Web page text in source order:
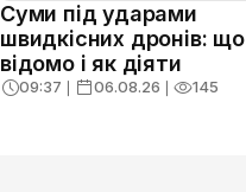
Суми під ударами
швидкісних дронів: що
відомо і як діяти
09:37 ❘ 06.08.26 ❘ 145